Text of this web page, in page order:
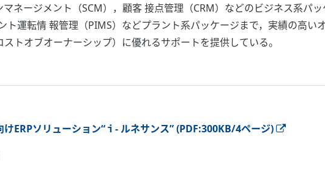
マネージメント（SCM），顧客 接点管理（CRM）などのビジネス系パ
ト運転情 報管理（PIMS）などプラント系パッケージまで，実績の高
トオブオーナーシップ）に優れるサポートを提供している。
ERPソリューション“ｉ- ルネサンス” (PDF:300KB/4ページ)